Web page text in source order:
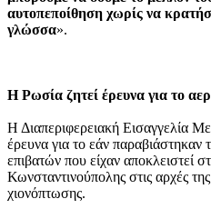
αυτοπεποίθηση χωρίς να
γλώσσα».
Η Ρωσία ζητεί έρευνα για το
Η Διαπεριφερειακή Εισαγγελία
έρευνα για το εάν
επιβατών που είχαν αποκλειστεί
Κωνσταντινούπολης στις αρχές
χιονόπτωσης.